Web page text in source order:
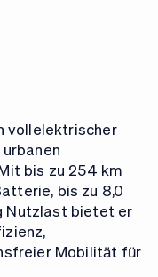
vollelektrischer
bis zu 254 km
bis zu 8,0
Nutzlast bietet er
Mobilität für